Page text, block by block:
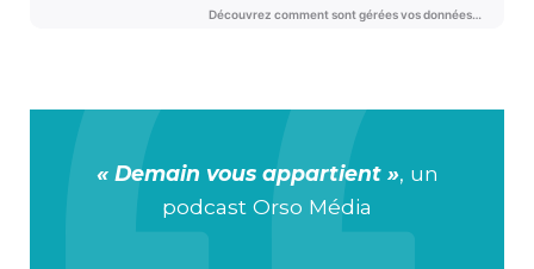
« Demain vous appartient », un
podcast Orso Média